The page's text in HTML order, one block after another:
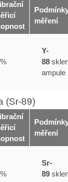
měření
Y-
88
ampule
(Sr-89)
měření
Sr-
89